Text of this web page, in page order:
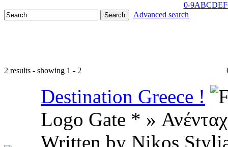
0-9ABCDEF
Advanced search
2 results - showing 1 - 2
Destination Greece !
Logo Gate * »
Written by Nikos